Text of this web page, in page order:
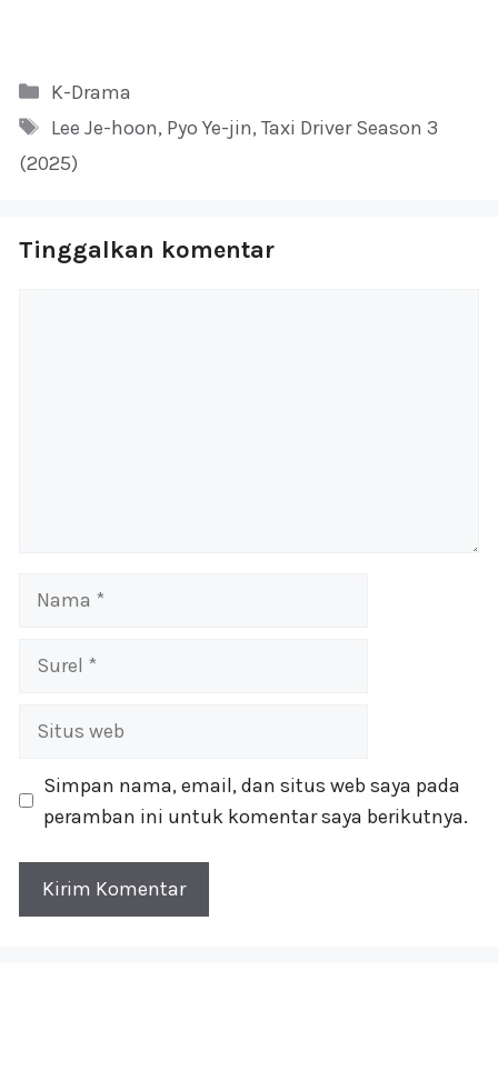
Kategori
K-Drama
Tag
Lee Je-hoon, Pyo Ye-jin, Taxi Driver Season 3
(2025)
Tinggalkan komentar
Nama
Surel
Situs
Simpan nama, email, dan situs web saya pada
peramban ini untuk komentar saya berikutnya.